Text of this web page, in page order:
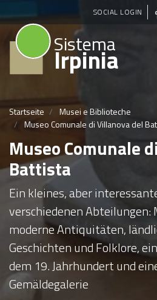
zum
SOCIAL LOGIN
Sistema
Irpinia
Startseite
Musei e Biblioteche
Museo Comunale di Villanova del
Museo Comunale
Battista
Ein kleines, aber
verschiedenen Abteilungen:
moderne Antiquitäten,
Geschichten und Folklore,
dem 19. Jahrhundert und
Gemäldegalerie